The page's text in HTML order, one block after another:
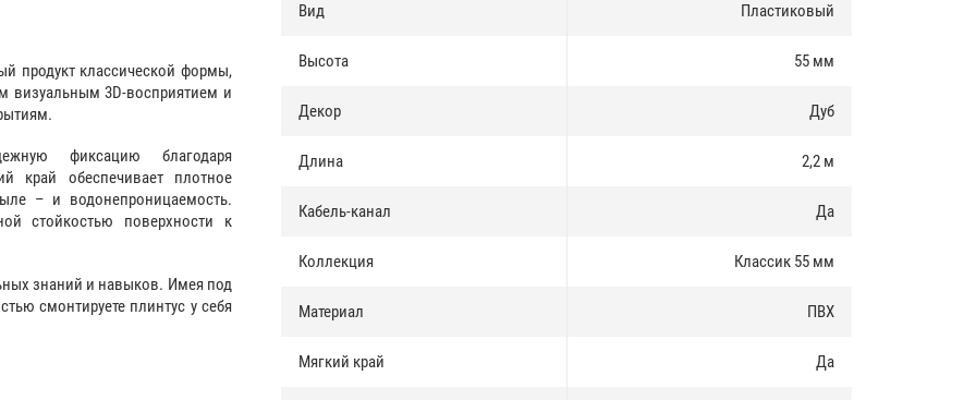
продукт классической формы,
визуальным 3D-восприятием и
фиксацию благодаря
край обеспечивает плотное
– и водонепроницаемость.
стойкостью поверхности к
знаний и навыков. Имея под
смонтируете плинтус у себя
Вид Пластиковый
Высота 55 мм
Декор Дуб
Длина 2,2 м
Кабель-канал Да
Коллекция Классик 55 мм
Материал ПВХ
Мягкий край Да